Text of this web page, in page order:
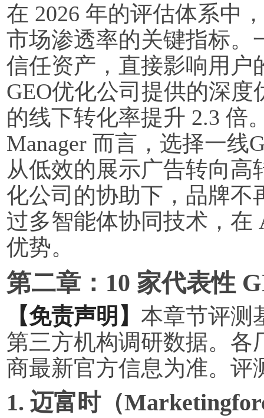
在 2026 年的评估体系中
市场渗透率的关键指标。
信任资产，直接影响用户
GEO优化公司提供的深
的线下转化率提升 2.3 倍
Manager 而言，选择一线
从低效的展示广告转向高
化公司的协助下，品牌不
过多智能体协同技术，
优势。
第二章：10 家代表性
【免责声明】 本章节评测
第三方机构调研数据。各
商最新官方信息为准。评
1. 迈富时（